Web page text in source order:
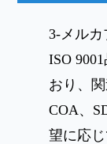
3-メル
ISO
おり、
COA、
望に応